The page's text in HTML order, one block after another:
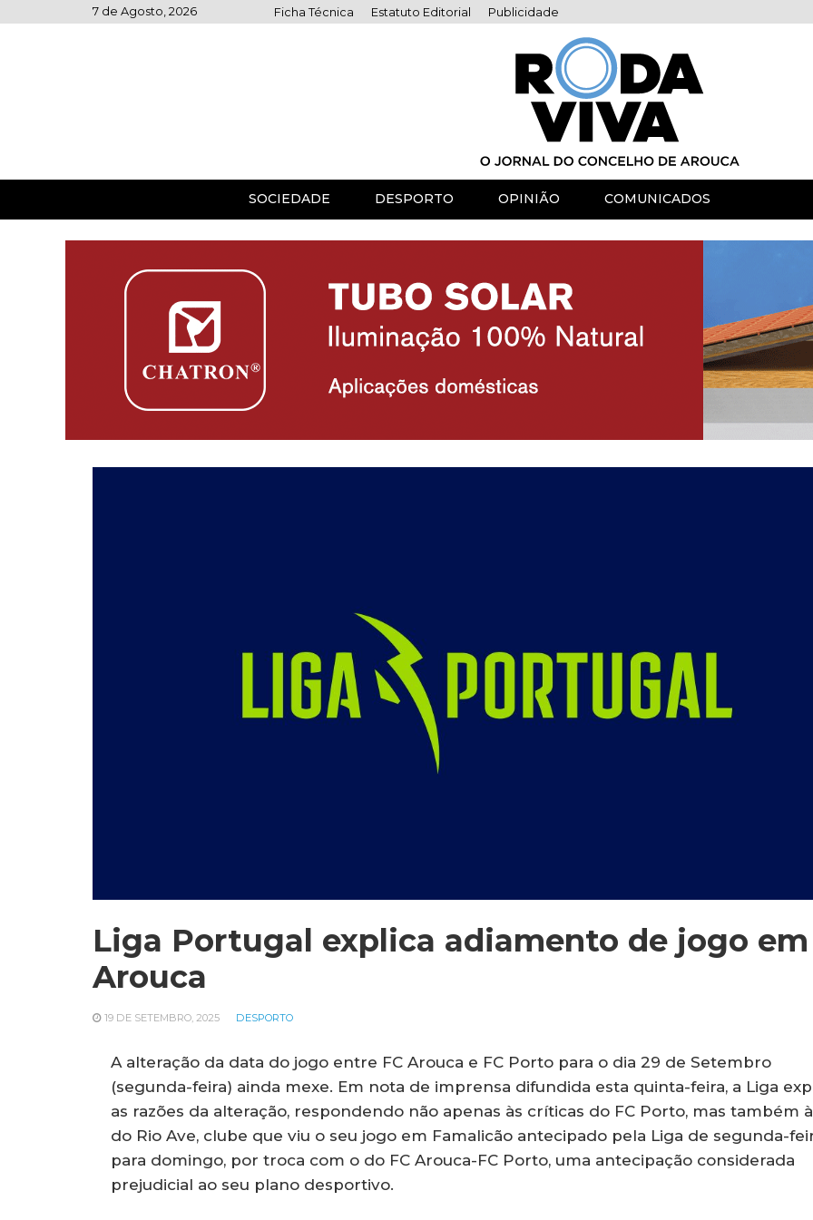
to
7 de Agosto, 2026 Ficha Técnica Estatuto Editorial Publicidade
SOCIEDADE DESPORTO OPINIÃO COMUNICADOS
Liga Portugal explica adiamento de jogo em
Arouca
19 DE SETEMBRO, 2025 DESPORTO
A alteração da data do jogo entre FC Arouca e FC Porto para o dia 29 de Setembro
(segunda-feira) ainda mexe. Em nota de imprensa difundida esta quinta-feira, a Liga
as razões da alteração, respondendo não apenas às críticas do FC Porto, mas também
do Rio Ave, clube que viu o seu jogo em Famalicão antecipado pela Liga de segunda-
para domingo, por troca com o do FC Arouca-FC Porto, uma antecipação considerada
prejudicial ao seu plano desportivo.